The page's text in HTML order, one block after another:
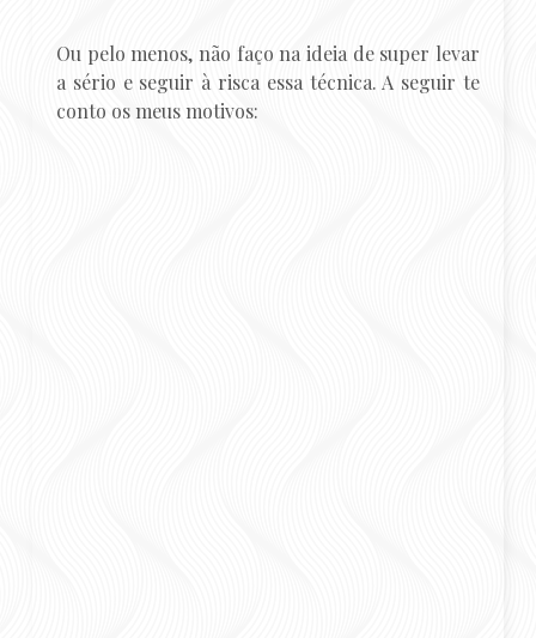
Ou pelo menos, não faço na ideia de super levar
a sério e seguir à risca essa técnica. A seguir te
conto os meus motivos: